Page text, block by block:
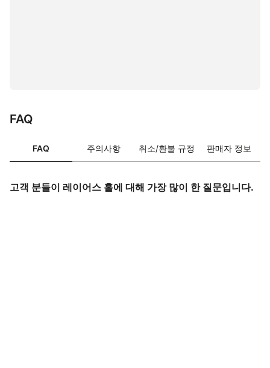
FAQ
FAQ 주의사항 취소/환불 규정 판매자 정보
고객 분들이 레이어스 홀에 대해 가장 많이 한 질문입니다.